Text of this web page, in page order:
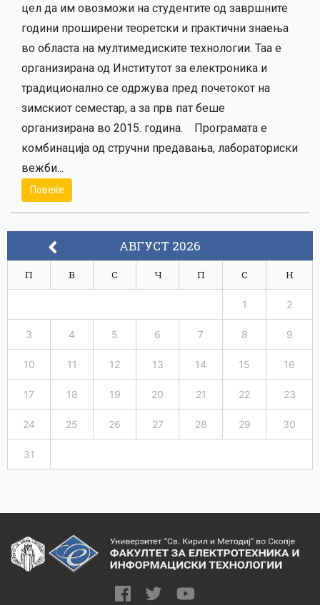
цел да им овозможи на студентите од завршните
години проширени теоретски и практични знаења
во областа на мултимедиските технологии. Таа е
организирана од Институтот за електроника и
традиционално се одржува пред почетокот на
зимскиот семестар, а за прв пат беше
организирана во 2015. година. Програмата е
комбинација од стручни предавања, лабораториски
вежби...
Повеќе
АВГУСТ 2026
П В С Ч П С Н
1 2
3 4 5 6 7 8 9
10 11 12 13 14 15 16
17 18 19 20 21 22 23
24 25 26 27 28 29 30
31